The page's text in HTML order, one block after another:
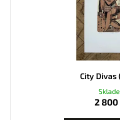
City Divas
2 800